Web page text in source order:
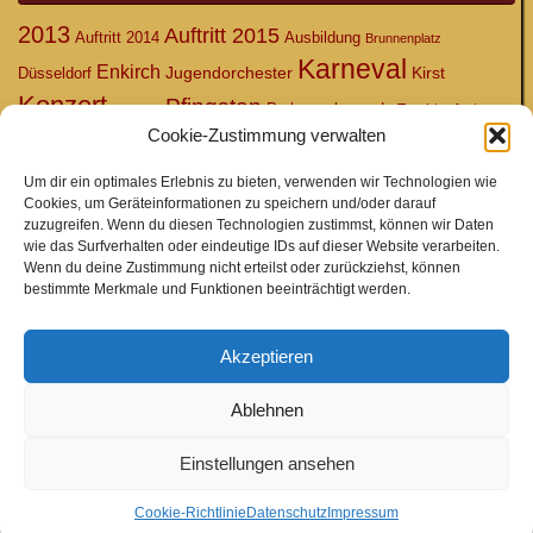
Cookie-Zustimmung verwalten
Um dir ein optimales Erlebnis zu bieten, verwenden wir Technologien wie
Cookies, um Geräteinformationen zu speichern und/oder darauf
zuzugreifen. Wenn du diesen Technologien zustimmst, können wir Daten
wie das Surfverhalten oder eindeutige IDs auf dieser Website verarbeiten.
Wenn du deine Zustimmung nicht erteilst oder zurückziehst, können
bestimmte Merkmale und Funktionen beeinträchtigt werden.
Akzeptieren
Ablehnen
Einstellungen ansehen
Cookie-Richtlinie Datenschutz Impressum
2013 Auftritt 2014 Auftritt 2015 Ausbildung Brunnenplatz
Düsseldorf Enkirch Jugendorchester Karneval Kirst
Konzert Krönung Pfingsten Probewochenende Trachtenfest
Veranstaltungen Vereinsfahrten Waldfest
Meta
Anmelden
WordPress.org